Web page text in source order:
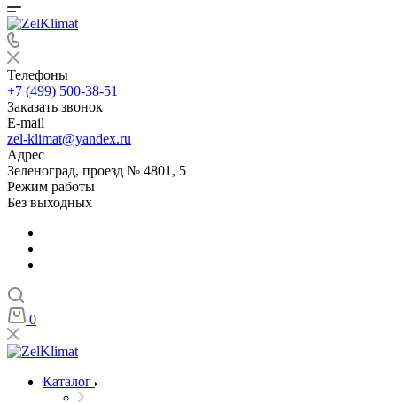
Телефоны
+7 (499) 500-38-51
Заказать звонок
E-mail
zel-klimat@yandex.ru
Адрес
Зеленоград, проезд № 4801, 5
Режим работы
Без выходных
0
Каталог